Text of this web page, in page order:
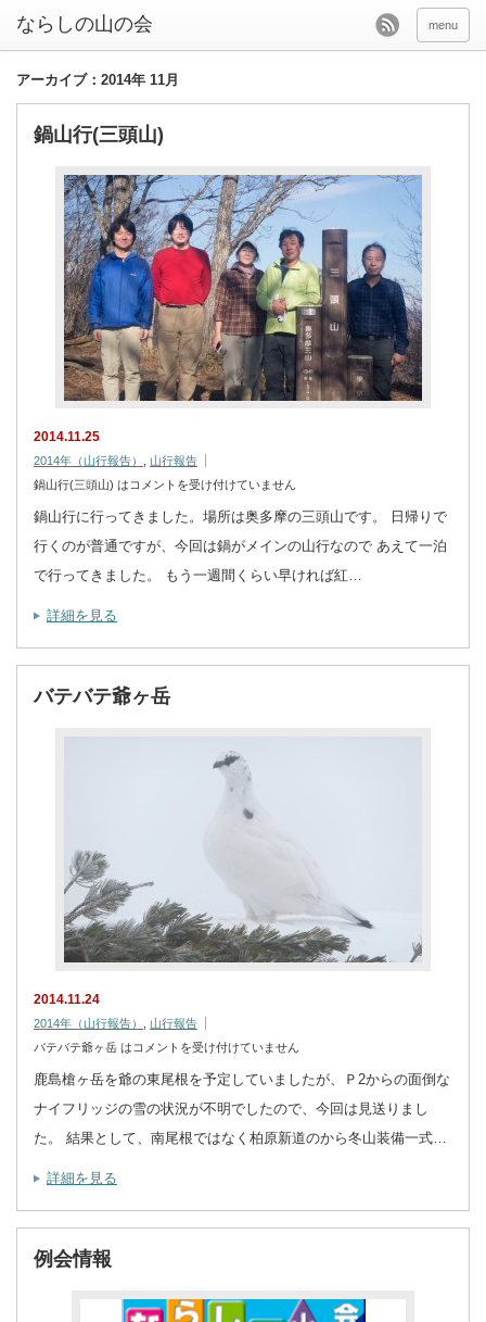
menu
アーカイブ：2014年 11月
鍋山行(三頭山)
2014.11.25
2014年（山行報告） , 山行報告
鍋山行(三頭山) はコメントを受け付けていません
鍋山行に行ってきました。場所は奥多摩の三頭山です。 日帰りで
行くのが普通ですが、今回は鍋がメインの山行なので あえて一泊
で行ってきました。 もう一週間くらい早ければ紅…
詳細を見る
バテバテ爺ヶ岳
2014.11.24
2014年（山行報告）
山行報告
バテバテ爺ヶ岳 は コメントを受け付けていません
鹿島槍ヶ岳を爺の東尾根を予定していましたが、Ｐ2からの面倒な
ナイフリッジの雪の状況が不明でしたので、今回は見送りまし
た。 結果として、南尾根ではなく柏原新道のから冬山装備一式…
詳細を見る
例会情報